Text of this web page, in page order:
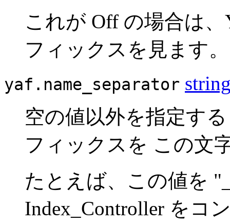
これが Off の場合は
フィックスを見ます。
yaf.name_separator
空の値以外を指定す
フィックスを この文
たとえば、この値を
Index_Controller をコ